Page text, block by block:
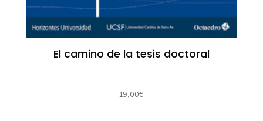
El camino de la tesis doctoral
19,00€